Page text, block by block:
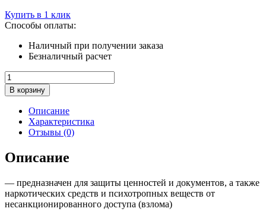
составляла
445
р..
Купить в 1 клик
Способы оплаты:
Наличный при получении заказа
Безналичный расчет
Количество
товара
Взломостойкий
сейф
VALBERG
РУБЕЖ
KL
В корзину
Описание
Характеристика
Отзывы (0)
Описание
— предназначен для защиты ценностей и документов, а также
наркотических средств и психотропных веществ от
несанкционированного доступа (взлома)